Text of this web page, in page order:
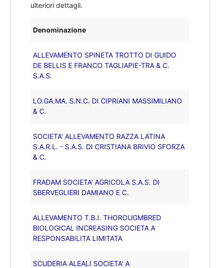
ulteriori dettagli.
Denominazione
ALLEVAMENTO SPINETA TROTTO DI GUIDO
DE BELLIS E FRANCO TAGLIAPIE-TRA & C.
S.A.S.
LO.GA.MA. S.N.C. DI CIPRIANI MASSIMILIANO
& C.
SOCIETA' ALLEVAMENTO RAZZA LATINA
S.A.R.L. - S.A.S. DI CRISTIANA BRIVIO SFORZA
& C.
FRADAM SOCIETA' AGRICOLA S.A.S. DI
SBERVEGLIERI DAMIANO E C.
ALLEVAMENTO T.B.I. THOROUGMBRED
BIOLOGICAL INCREASING SOCIETA A
RESPONSABILITA LIMITATA
SCUDERIA ALEALI SOCIETA' A